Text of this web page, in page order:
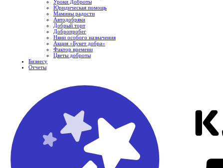
Уроки Доброты
Юридическая помощь
Мамины радости
Автодобряки
Добрый торт
Добропробег
Няни особого назначения
Акция «Букет добра»
Фактор времени
Цветы доброты
Бизнесу
Отчеты